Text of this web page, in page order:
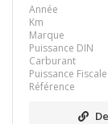
Année
Km
Marque
Puissance DIN
Carburant
Puissance Fiscale
Référence